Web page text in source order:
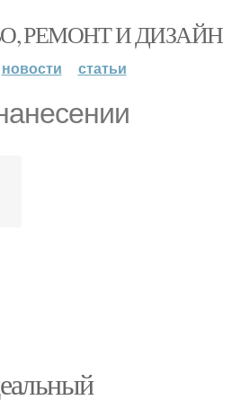
РЕМОНТ И ДИЗАЙН
новости статьи